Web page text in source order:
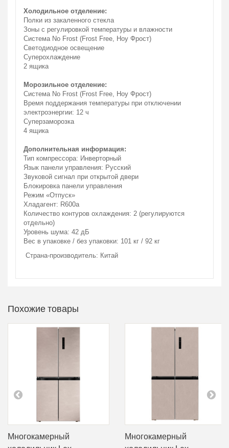
Холодильное отделение:
Полки из закаленного стекла
Зоны с регулировкой температуры и влажности
Система No Frost (Frost Free, Ноу Фрост)
Светодиодное освещение
Суперохлаждение
2 ящика
Морозильное отделение:
Система No Frost (Frost Free, Ноу Фрост)
Время поддержания температуры при отключении
электроэнергии: 12 ч
Суперзаморозка
4 ящика
Дополнительная информация:
Тип компрессора: Инверторный
Язык панели управления: Русский
Звуковой сигнал при открытой двери
Блокировка панели управления
Режим «Отпуск»
Хладагент: R600a
Количество контуров охлаждения: 2 (регулируются
отдельно)
Уровень шума: 42 дБ
Вес в упаковке / без упаковки: 101 кг / 92 кг
Страна-производитель: Китай
Похожие товары
Многокамерный
Многокамерный